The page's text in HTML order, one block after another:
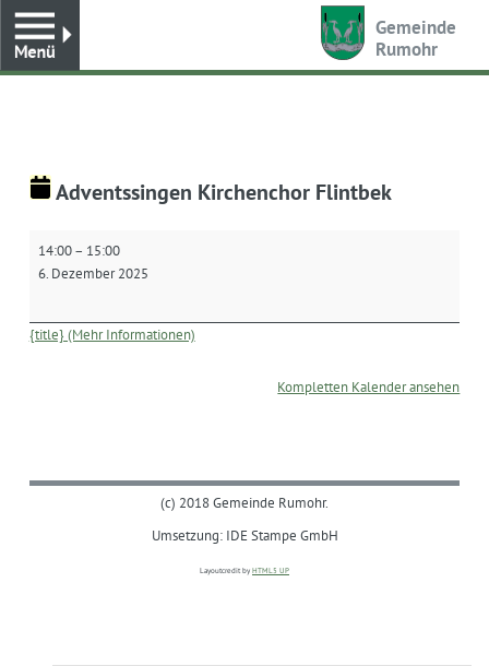
Gemeinde
Rumohr
Adventssingen Kirchenchor Flintbek
14:00– 15:00
6. Dezember 2025
{title} (Mehr Informationen)
Kompletten Kalender ansehen
(c) 2018 Gemeinde Rumohr.
Umsetzung: IDE Stampe GmbH
Layoutcredit by HTML5 UP